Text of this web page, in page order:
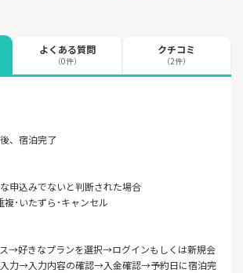
よくある質問
（0件）
クチコミ
（2件）
、宿泊完了
申込みでないと判断された場合
･いたずら･キャンセル
→好きなプランを選択→ログインもしくは新規会
力→入力内容の確認→入金確認→予約日に宿泊完